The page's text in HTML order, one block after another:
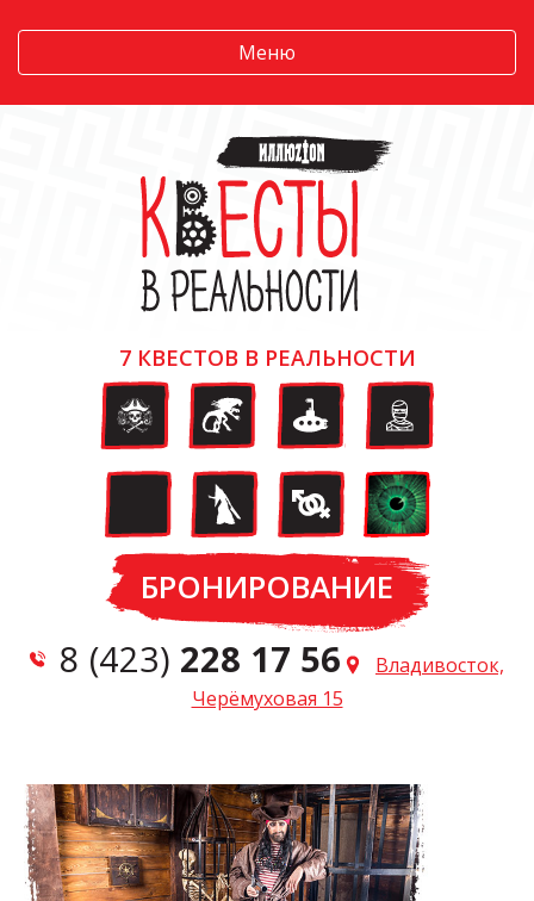
Меню
7 КВЕСТОВ В РЕАЛЬНОСТИ
БРОНИРОВАНИЕ
8 (423) 228 17 56
Владивосток,
Черёмуховая 15